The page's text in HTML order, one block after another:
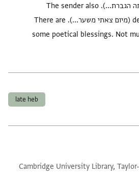
somewhere (שמעתי שעלתה הגברת...). The sender also
departed from somewhere (מיום צאתי משער...). There are
some poetical blessings. Not
late heb
Cambridge University Library,